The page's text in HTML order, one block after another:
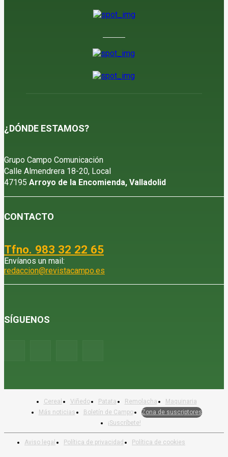
¿DÓNDE ESTAMOS?
Grupo Campo Comunicación
Calle Almendrera 18-20, Local
47195 Arroyo de la Encomienda, Valladolid
CONTACTO
Tfno. 983 32 22 65
Envíanos un mail:
redaccion@revistacampo.es
SÍGUENOS
Aviso legal Política de privacidad Política de cookies
Cereal Viñedo Patata Remolacha
Maquinaria
Más noticias
Boletín de Campo
Zona de suscriptores
¡Suscríbete!